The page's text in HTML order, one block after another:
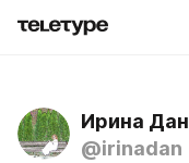
Ирина Дан
@irinadan